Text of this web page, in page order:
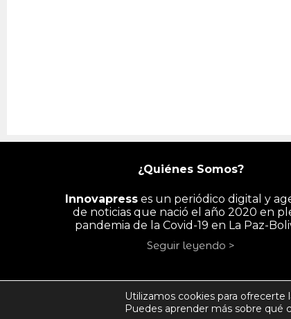
¿Quiénes Somos?
Innovapresses un periódico digital y
de noticias que nació el año 2020 en
pandemia de la Covid-19 en La Paz-
Seguir leyendo >
Utilizamos cookies para ofrecerte
Puedes aprender más sobre qué